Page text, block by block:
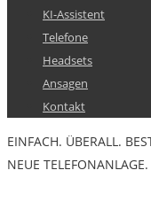
KI-Assistent
Telefone
Headsets
Ansagen
Kontakt
EINFACH. ÜBERALL.
NEUE TELEFONANLAGE.